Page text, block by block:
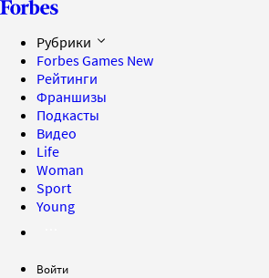
Рубрики
Forbes Games New
Рейтинги
Франшизы
Подкасты
Видео
Life
Woman
Sport
Young
Войти